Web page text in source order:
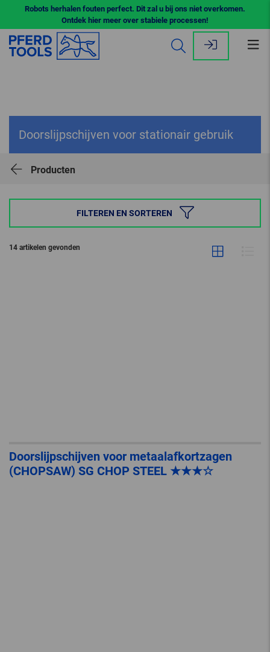
Robots herhalen fouten perfect. Dit zal u bij ons niet overkomen.
Ontdek hier meer over stabiele processen!
Doorslijpschijven voor stationair gebruik
Producten
FILTEREN EN SORTEREN
14 artikelen gevonden
Doorslijpschijven voor metaalafkortzagen
(CHOPSAW) SG CHOP STEEL ★★★☆